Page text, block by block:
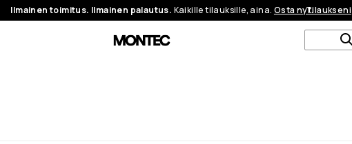
Ilmainen toimitus. Ilmainen palautus. Kaikille tilauksille, aina. Osta nyt.Tilaukseni